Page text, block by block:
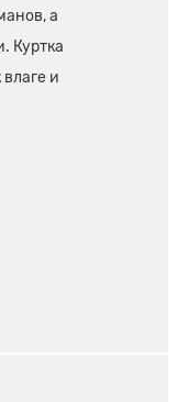
а
Куртка
и